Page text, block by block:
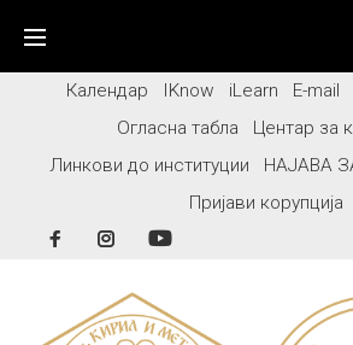
contentКалендар IKnow iLearn E-mail
Огласна табла
Центар за
Линкови до институции
НАЈАВА
Пријави корупција
FacebookInstagram